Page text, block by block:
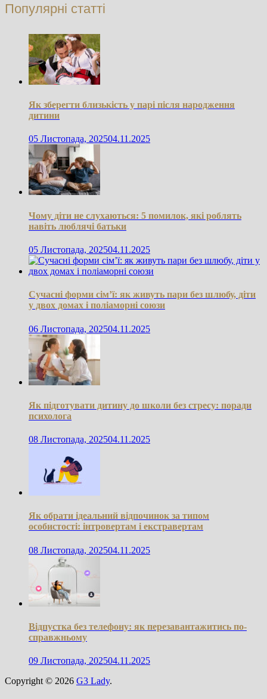
Популярні статті
Як зберегти близькість у парі після народження
дитини
05 Листопада, 202504.11.2025
Чому діти не слухаються: 5 помилок, які роблять
навіть люблячі батьки
05 Листопада, 202504.11.2025
Сучасні форми сім’ї: як живуть пари без шлюбу, діти
у двох домах і поліаморні союзи
06 Листопада, 202504.11.2025
Як підготувати дитину до школи без стресу: поради
психолога
08 Листопада, 202504.11.2025
Як обрати ідеальний відпочинок за типом
особистості: інтровертам і екстравертам
08 Листопада, 202504.11.2025
Відпустка без телефону: як перезавантажитись по-
справжньому
09 Листопада, 202504.11.2025
Copyright © 2026 G3 Lady.